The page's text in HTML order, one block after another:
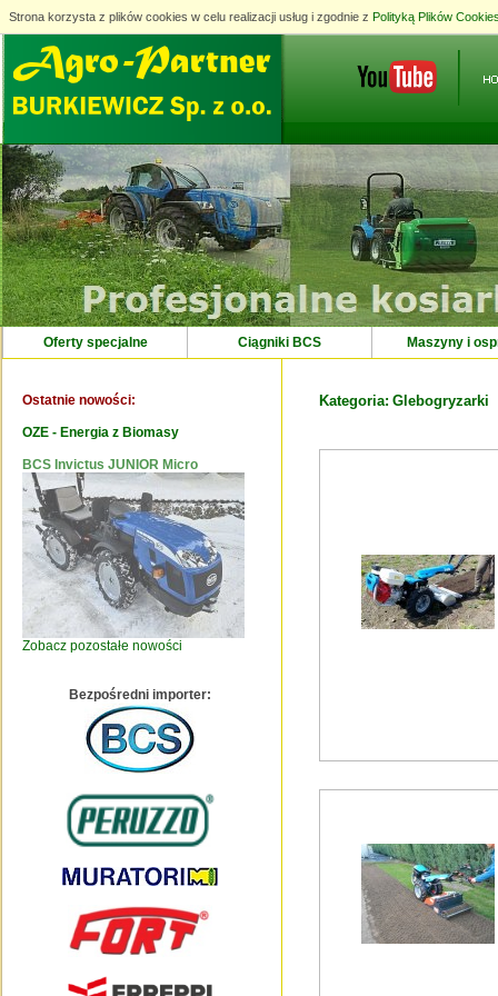
Oferty specjalne Ciągniki BCS Maszyny i
Ostatnie nowości:
OZE - Energia z Biomasy
BCS Invictus JUNIOR Micro
Zobacz pozostałe nowości
Bezpośredni importer:
Kategoria: Glebogryzarki
Strona korzysta z plików cookies w celu realizacji usług i zgodnie z Polityką Plików
Strona korzysta z plików cookies w celu realizacji usług i zgodnie z Polityką Plików